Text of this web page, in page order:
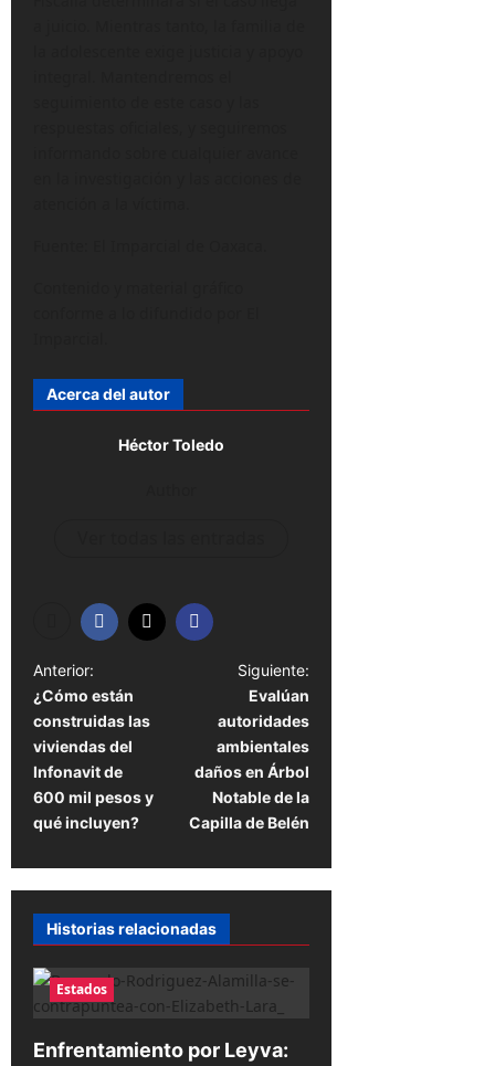
Acerca del autor
Héctor Toledo
N
a
v
e
g
i
ó
n
d
e
Anterior:
¿Cómo están
construidas las
viviendas del
Infonavit de
600 mil pesos y
qué incluyen?
Siguiente:
Evalúan
autoridades
ambientales
daños en Árbol
Notable de la
Capilla de Belén
Historias relacionadas
Estados
Enfrentamiento por Leyva: